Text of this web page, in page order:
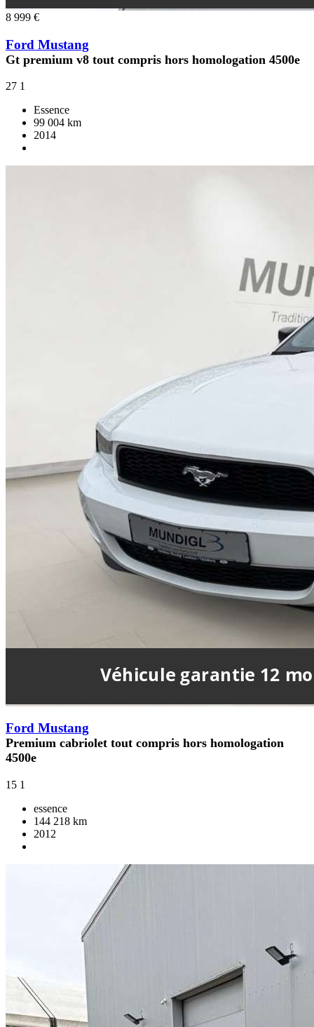
8 999 €
Ford Mustang
Gt premium v8 tout compris hors homologation 4500e
27 1
Essence
99 004 km
2014
Ford Mustang
Premium cabriolet tout compris hors homologation
4500e
15 1
essence
144 218 km
2012